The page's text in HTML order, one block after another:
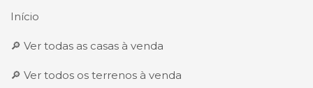
Início
🔎 Ver todas as casas à venda
🔎 Ver todos os terrenos à venda